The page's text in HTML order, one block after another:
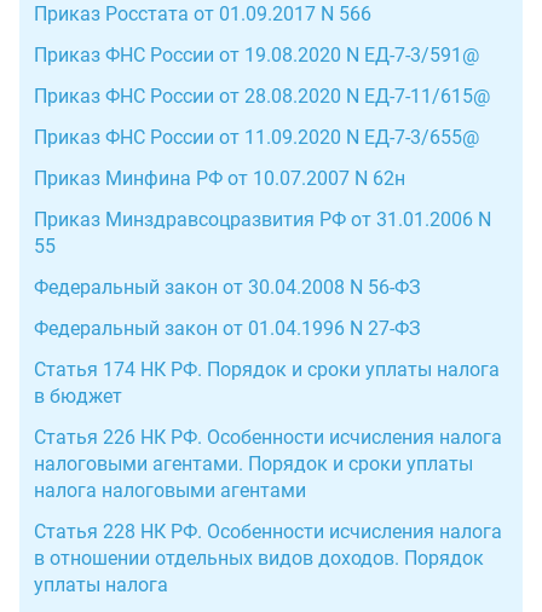
Приказ Росстата от 01.09.2017 N 566
Приказ ФНС России от 19.08.2020 N ЕД-7-3/591@
Приказ ФНС России от 28.08.2020 N ЕД-7-11/615@
Приказ ФНС России от 11.09.2020 N ЕД-7-3/655@
Приказ Минфина РФ от 10.07.2007 N 62н
Приказ Минздравсоцразвития РФ от 31.01.2006 N
55
Федеральный закон от 30.04.2008 N 56-ФЗ
Федеральный закон от 01.04.1996 N 27-ФЗ
Статья 174 НК РФ. Порядок и сроки уплаты налога
в бюджет
Статья 226 НК РФ. Особенности исчисления налога
налоговыми агентами. Порядок и сроки уплаты
налога налоговыми агентами
Статья 228 НК РФ. Особенности исчисления налога
в отношении отдельных видов доходов. Порядок
уплаты налога